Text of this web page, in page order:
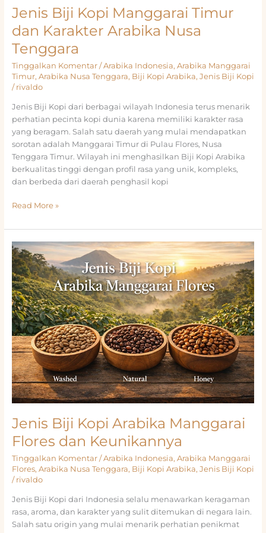
Jenis Biji Kopi Manggarai Timur
dan Karakter Arabika Nusa
Tenggara
Tinggalkan Komentar /Arabika Indonesia, Arabika Manggarai
Timur, Arabika Nusa Tenggara, Biji Kopi Arabika, Jenis Biji Kopi
/ rivaldo
Jenis Biji Kopi dari berbagai wilayah Indonesia terus menarik
perhatian pecinta kopi dunia karena memiliki karakter rasa
yang beragam. Salah satu daerah yang mulai mendapatkan
sorotan adalah Manggarai Timur di Pulau Flores, Nusa
Tenggara Timur. Wilayah ini menghasilkan Biji Kopi Arabika
berkualitas tinggi dengan profil rasa yang unik, kompleks,
dan berbeda dari daerah penghasil kopi
Jenis
Kopi
Manggarai
Timur
dan
Karakter
Arabika
Nusa
Tenggara
Read More »
Jenis Biji Kopi Arabika Manggarai
Flores dan Keunikannya
Tinggalkan Komentar /Arabika Indonesia, Arabika Manggarai
Flores, Arabika Nusa Tenggara, Biji Kopi Arabika, Jenis Biji Kopi
/ rivaldo
Jenis Biji Kopi dari Indonesia selalu menawarkan keragaman
rasa, aroma, dan karakter yang sulit ditemukan di negara lain.
Salah satu origin yang mulai menarik perhatian penikmat